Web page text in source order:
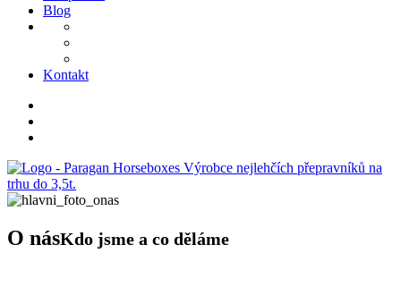
Blog
Kontakt
O násKdo jsme a co děláme